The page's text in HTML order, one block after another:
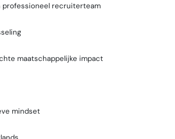
professioneel recruiterteam
maatschappelijke impact
mindset